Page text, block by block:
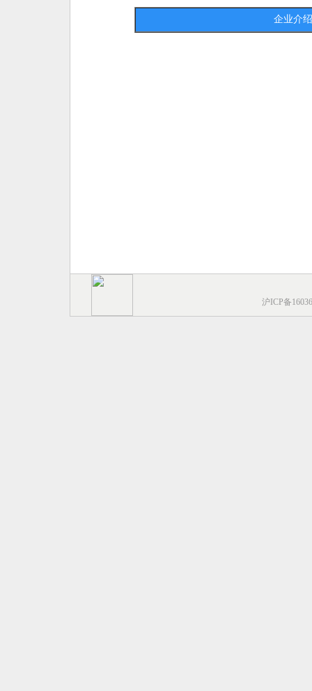
企业介绍
沪ICP备